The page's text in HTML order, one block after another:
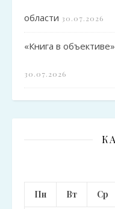
области 30.07.2026
«Книга в
30.07.2026
Пн Вт Ср